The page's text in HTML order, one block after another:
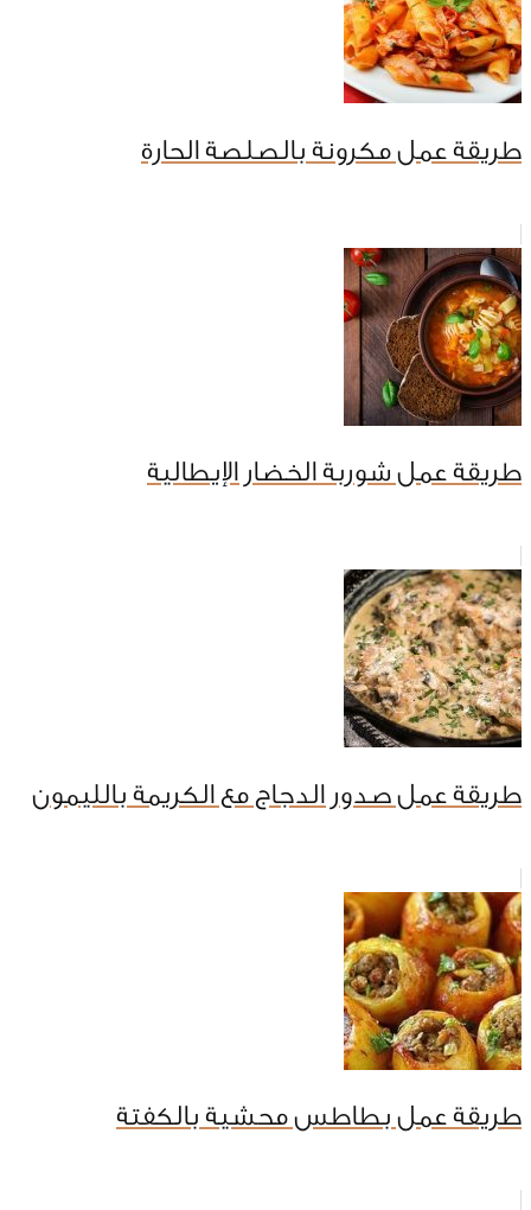
طريقة عمل مكرونة بالصلصة الحارة
طريقة عمل شوربة الخضار الإيطالية
طريقة عمل صدور الدجاج مع الكريمة بالليمون
طريقة عمل بطاطس محشية بالكفتة